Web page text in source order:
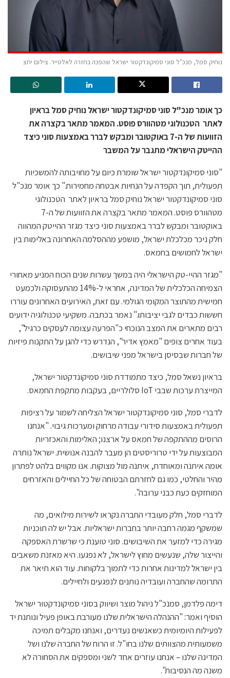
נוחיק סמל, מנכ"ל סוני סמיקונדקטור ישראל שהפכה בחזרה לאלטייר. צילום יחצ
כך אומר מנכ"ל סוני סמיקונדקטור ישראל נוחיקסמל בראיון
לאתר הטכנולוגי מטהוורס פוסט. המאמר מתאר בקצרה את
הזוועות של ה-7 באוקטובר ומבקש לברר באמצעות סוני כיצד
ההייטק הישראלי מתגבר על המשבר
"סוני סמיקונדקטור ישראל שומרת כיום על מחויבותה להמשכיות
תפעולית, תוך הקפדה על הנחיות אבטחה מחמירות." כך אומר מנכ"ל
סוני סמיקונדקטור ישראל נוחיק סמל בראיון לאתר הטכנולוגי
מטהוורס פוסט. המאמר מתאר בקצרה את הזוועות של ה-7
באוקטובר ומבקש לברר באמצעות סוני כיצד מגזר ההייטק המהווה
חלק ניכר מכלכלת ישראל, מושפע מההסלמה האחרונה באלימות בין
ישראל לחמושים בחמאס.
"מגזר ההיי-טק הישראלי היה במשך עשרות שנים הכוח המניע מאחורי
הצמיחה הכלכלית של המדינה, אחראי ל-14% מהתעסוקה ולכמעט
חמישית מהתוצר המקומי הגולמי. עם זאת, האירועים האחרונים עוררו
חששות כבדים לגבי יציבותו." נאמר בכתבה. משקיעי טכנולוגיה ידועים
רבים מתארים את המצב הנוכחי כ"הפרעה עצומה לעסקים כרגיל",
בעוד אחרים צופים "מאמץ אדיר", הנדרש כדי להגן על התקנות פיזיות
של חברות שבסיסן בישראל מפני שיבושים.
בראיון נשאל סמל, כיצד מתמודדת סוני סמיקונדקטור ישראל,
המייצרת ערכות שבבי IoT סלולריים, בעקבות מתקפת החמאס.
לדברי סמל, סוני סמיקונדקטור ישראל הצליחה לשמור על רציפות
תפעולית באמצעות סידורי עבודה מרחוק ומערכות גיבוי. "אנחנו
הרוסים מההתקפה של חמאס על ארצנו; האלימות והאכזריות
המבוצעות על ידי טרוריסטים הן מעבר להבנה אנושית. ישראל נותרה
אומה איתנה ומאוחדת, איתנה מול מצוקות. אנו מקווים בלהט לפתרון
מהיר והחלטי, כמו גם לחזרתם הבטוחה של כל החיילים והאזרחים
המוחזקים כעת כבני ערובה".
לדברי סמל, חלק מעובדי החברה נקראו לשירות מילואים, מה
שמשקף מגמה רחבה יותר בחברות ישראליות. אבל יש לה תוכניות
מגירה כדי למזער את השיבושים. סוני טוענת כי שרשרת האספקה
והייצור שלה, שנעשים מחוץ לישראל, לא נפגעו. היא מאזנת משאבים
בין ישראל למדינות אחרות כדי לתמוך בלקוחות. עוד הוא תיאר את
התרומה שהחברה ועובדיה נותנים לנפגעים ולחיילים.
דימה פלדמן, סמנכ"ל ניהול מוצר ושיווק בסוני סמיקונדקטור ישראל
הוסיף ואמר: "ההנהלה הישראלית שלנו מעורבת באופן פעיל ונותנת יד
לפעילות היומיומית כשאנשים נעדרים, ואנחנו מקבלים תמיכה
משמעותית מהצוותים שלנו בחו"ל. זו הרוח של החברה שלנו ושל
המדינה שלנו – אנחנו עוזרים אחד לשני ומספקים את הסחורה לא
משנה מה הנסיבות".